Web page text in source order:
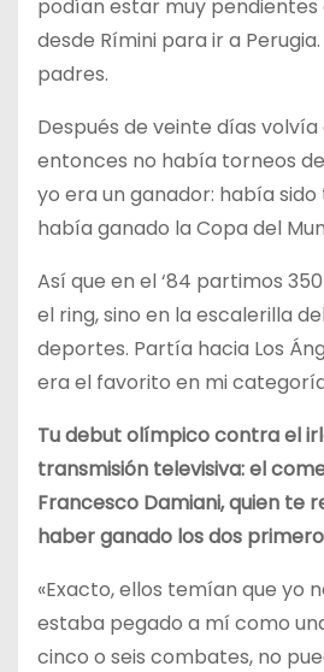
podían estar muy
desde Rímini para ir a
padres.
Después de veinte días
entonces no había torneos
yo era un ganador: había
había ganado la Copa del
Así que en el ‘84 partimos
el ring, sino en la escalerilla
deportes. Partía hacia Los
era el favorito en mi
Tu debut olímpico contra el
transmisión televisiva: el
Francesco Damiani, quien te
haber ganado los dos
«Exacto, ellos temían que yo
estaba pegado a mí como
cinco o seis combates, no